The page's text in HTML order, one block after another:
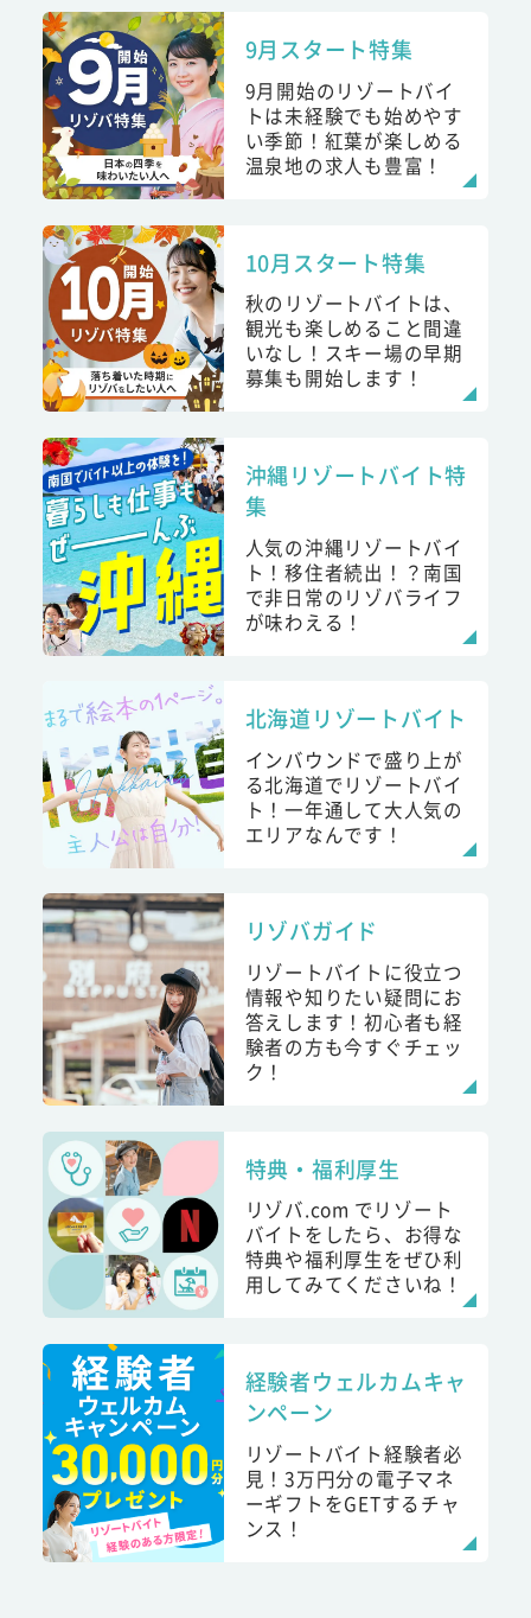
9月スタート特集
9月開始のリゾートバイ
トは未経験でも始めやす
い季節！紅葉が楽しめる
温泉地の求人も豊富！
10月スタート特集
秋のリゾートバイトは、
観光も楽しめること間違
いなし！スキー場の早期
募集も開始します！
沖縄リゾートバイト特
集
人気の沖縄リゾートバイ
ト！移住者続出！？南国
で非日常のリゾバライフ
が味わえる！
北海道リゾートバイト
インバウンドで盛り上が
る北海道でリゾートバイ
ト！一年通して大人気の
エリアなんです！
リゾバガイド
リゾートバイトに役立つ
情報や知りたい疑問にお
答えします！初心者も経
験者の方も今すぐチェッ
ク！
特典・福利厚生
リゾバ.com でリゾート
バイトをしたら、お得な
特典や福利厚生をぜひ利
用してみてくださいね！
経験者ウェルカムキャ
ンペーン
リゾートバイト経験者必
見！3万円分の電子マネ
ーギフトをGETするチャ
ンス！